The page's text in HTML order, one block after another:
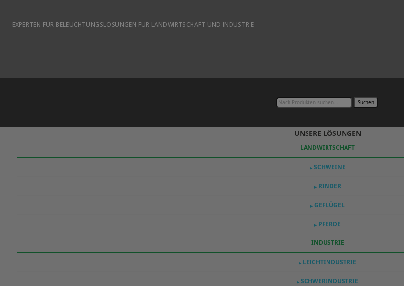
EXPERTEN FÜR BELEUCHTUNGSLÖSUNGEN FÜR LANDWIRTSCHAFT UND INDUSTRIE
Suchen
UNSERE LÖSUNGEN
LANDWIRTSCHAFT
▶ SCHWEINE
▶ RINDER
▶ GEFLÜGEL
▶ PFERDE
INDUSTRIE
▶ LEICHTINDUSTRIE
▶ SCHWERINDUSTRIE